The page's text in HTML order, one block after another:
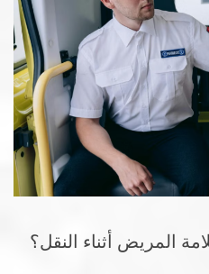
المريض أثناء النقل؟